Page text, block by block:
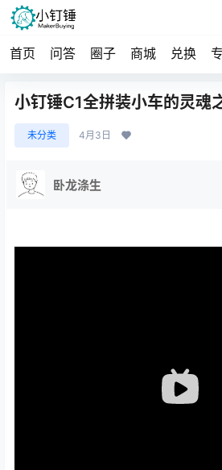
首页 问答 圈子 商城 兑换
小钉锤C1全拼装小车的灵魂
未分类 4月3日
卧龙涤生
小钉锤六通道大功率遥控HS06AB新版